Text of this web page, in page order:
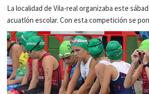
La localidad de Vila-real organizaba este
acuatlón escolar. Con esta competición se